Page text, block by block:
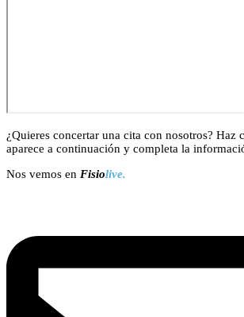
¿Quieres concertar una cita con nosotros? Haz
aparece a continuación y completa la
Nos vemos en Fisiolive.